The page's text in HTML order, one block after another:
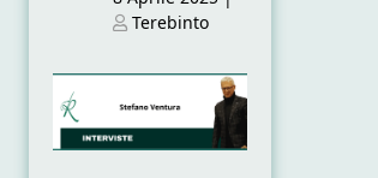
on
Posted
Terebinto